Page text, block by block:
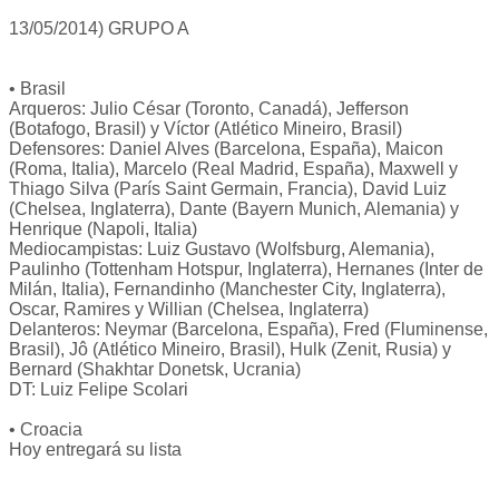
13/05/2014) GRUPO A
• Brasil
Arqueros: Julio César (Toronto, Canadá), Jefferson
(Botafogo, Brasil) y Víctor (Atlético Mineiro, Brasil)
Defensores: Daniel Alves (Barcelona, España), Maicon
(Roma, Italia), Marcelo (Real Madrid, España), Maxwell y
Thiago Silva (París Saint Germain, Francia), David Luiz
(Chelsea, Inglaterra), Dante (Bayern Munich, Alemania) y
Henrique (Napoli, Italia)
Mediocampistas: Luiz Gustavo (Wolfsburg, Alemania),
Paulinho (Tottenham Hotspur, Inglaterra), Hernanes (Inter de
Milán, Italia), Fernandinho (Manchester City, Inglaterra),
Oscar, Ramires y Willian (Chelsea, Inglaterra)
Delanteros: Neymar (Barcelona, España), Fred (Fluminense,
Brasil), Jô (Atlético Mineiro, Brasil), Hulk (Zenit, Rusia) y
Bernard (Shakhtar Donetsk, Ucrania)
DT: Luiz Felipe Scolari
• Croacia
Hoy entregará su lista